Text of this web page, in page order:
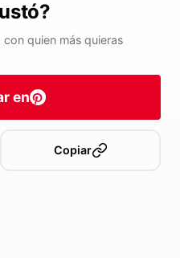
quien más quieras
en
Copiar